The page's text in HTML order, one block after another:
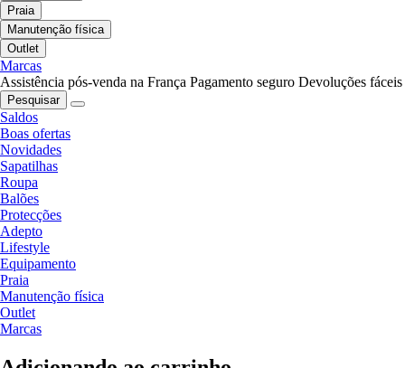
Praia
Manutenção física
Outlet
Marcas
Assistência pós-venda na França Pagamento seguro Devoluções fáceis
Pesquisar
Saldos
Boas ofertas
Novidades
Sapatilhas
Roupa
Balões
Protecções
Adepto
Lifestyle
Equipamento
Praia
Manutenção física
Outlet
Marcas